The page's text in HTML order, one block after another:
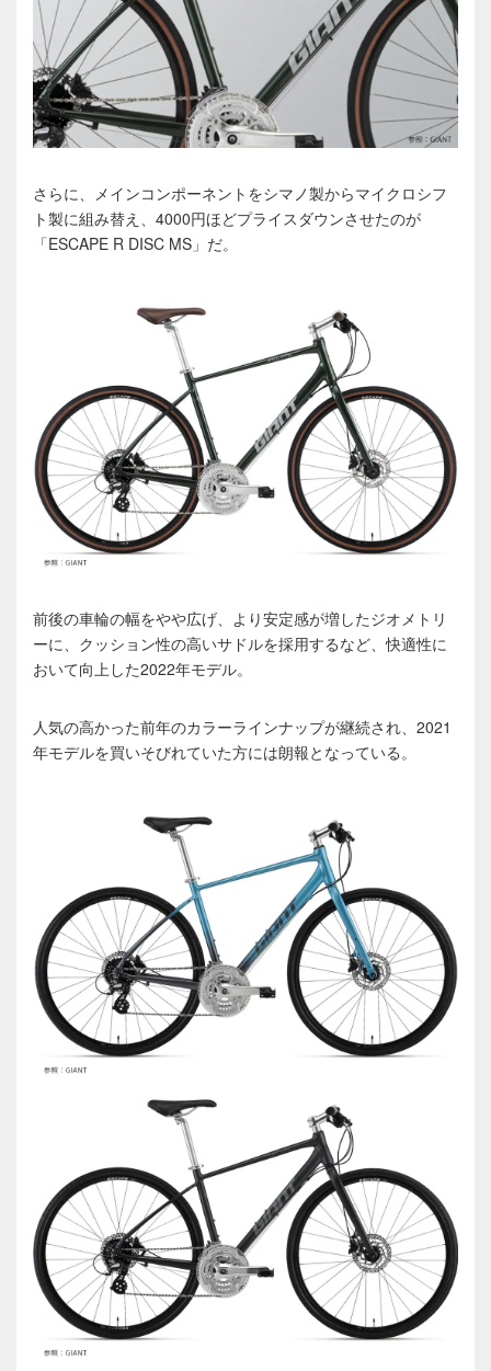
さらに、メインコンポーネントをシマノ製からマイクロシフ
ト製に組み替え、4000円ほどプライスダウンさせたのが
「ESCAPE R DISC MS」だ。
前後の車輪の幅をやや広げ、より安定感が増したジオメトリ
ーに、クッション性の高いサドルを採用するなど、快適性に
おいて向上した2022年モデル。
人気の高かった前年のカラーラインナップが継続され、2021
年モデルを買いそびれていた方には朗報となっている。